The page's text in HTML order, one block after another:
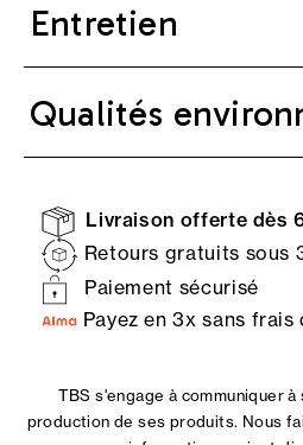
Entretien
Qualités
Livraison offerte dès
Retours gratuits sous
Paiement sécurisé
Payez en 3x sans frais
TBS s'engage à communiquer
production de ses produits. Nous